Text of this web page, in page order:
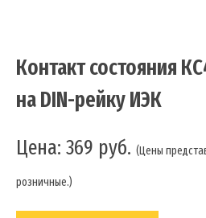
Контакт состояния
на DIN-рейку ИЭК
Цена: 369 руб. (Цены
розничные.)